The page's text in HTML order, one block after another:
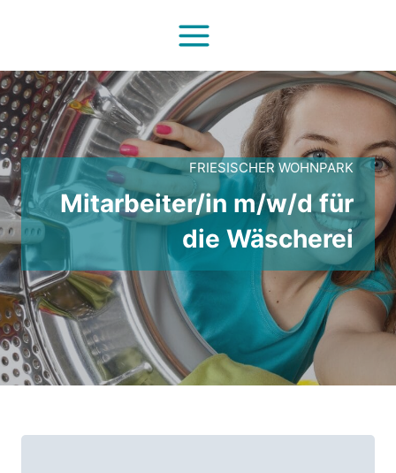
FRIESISCHER WOHNPARK
Mitarbeiter/in m/w/d für
die Wäscherei